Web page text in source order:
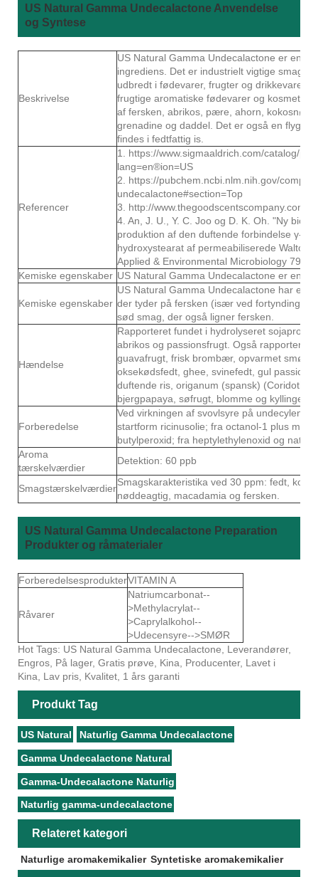
US Natural Gamma Undecalactone Anvendelse
og Syntese
Beskrivelse
US Natural Gamma Undecalactone er en
ingrediens. Det er industrielt vigtige
udbredt i fødevarer, frugter og drikkevarer
frugtige aromatiske fødevarer og kosmetik.
af fersken, abrikos, pære, ahorn, kokosnød,
grenadine og daddel. Det er også en flygtig
findes i fedtfattig is.
Referencer
1. https://www.sigmaaldrich.com/catalog/
lang=en®ion=US
2. https://pubchem.ncbi.nlm.nih.gov/
undecalactone#section=Top
3. http://www.thegoodscentscompany.com/
4. An, J. U., Y. C. Joo og D. K. Oh. "Ny
produktion af den duftende forbindelse γ-
hydroxystearat af permeabiliserede
Applied & Environmental Microbiology
Kemiske egenskaber US Natural Gamma Undecalactone er en
Kemiske egenskaber
US Natural Gamma Undecalactone har en
der tyder på fersken (især ved fortynding).
sød smag, der også ligner fersken.
Hændelse
Rapporteret fundet i hydrolyseret
abrikos og passionsfrugt. Også rapporteret
guavafrugt, frisk brombær, opvarmet smør,
oksekødsfedt, ghee, svinefedt, gul
duftende ris, origanum (spansk)
bjergpapaya, søfrugt, blomme og
Forberedelse
Ved virkningen af ​​svovlsyre på
startform ricinusolie; fra octanol-1 plus
butylperoxid; fra heptylethylenoxid og
Aroma
tærskelværdier
Detektion: 60 ppb
Smagstærskelværdier
Smagskarakteristika ved 30 ppm: fedt,
nøddeagtig, macadamia og fersken.
US Natural Gamma Undecalactone Preparation
Produkter og råmaterialer
ForberedelsesprodukterVITAMIN A
Råvarer
Natriumcarbonat--
>Methylacrylat--
>Caprylalkohol--
>Udecensyre-->SMØR
Hot Tags: US Natural Gamma Undecalactone, Leverandører,
Engros, På lager, Gratis prøve, Kina, Producenter, Lavet i
Kina, Lav pris, Kvalitet, 1 års garanti
Produkt Tag
US Natural Naturlig Gamma Undecalactone
Gamma Undecalactone Natural
Gamma-Undecalactone Naturlig
Naturlig gamma-undecalactone
Relateret kategori
Naturlige aromakemikalier Syntetiske aromakemikalier